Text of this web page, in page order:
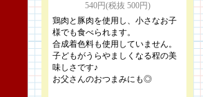
540円(税抜 500円)
鶏肉と豚肉を使用し、小さなお子
様でも食べられます。
合成着色料も使用していません。
子どもがうらやましくなる程の美
味しさです♪
お父さんのおつまみにも◎